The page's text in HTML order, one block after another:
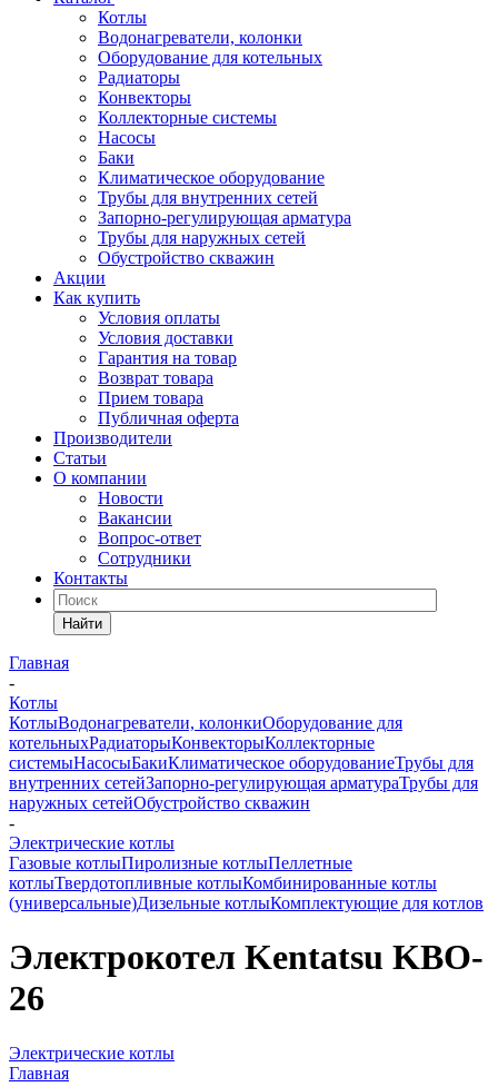
Котлы
Водонагреватели, колонки
Оборудование для котельных
Радиаторы
Конвекторы
Коллекторные системы
Насосы
Баки
Климатическое оборудование
Трубы для внутренних сетей
Запорно-регулирующая арматура
Трубы для наружных сетей
Обустройство скважин
Акции
Как купить
Условия оплаты
Условия доставки
Гарантия на товар
Возврат товара
Прием товара
Публичная оферта
Производители
Статьи
О компании
Новости
Вакансии
Вопрос-ответ
Сотрудники
Контакты
Найти
Главная
-
Котлы
КотлыВодонагреватели, колонкиОборудование для
котельныхРадиаторыКонвекторыКоллекторные
системыНасосыБакиКлиматическое оборудованиеТрубы для
внутренних сетейЗапорно-регулирующая арматураТрубы для
наружных сетейОбустройство скважин
-
Электрические котлы
Газовые котлыПиролизные котлыПеллетные
котлыТвердотопливные котлыКомбинированные котлы
(универсальные)Дизельные котлыКомплектующие для котлов
Электрокотел Kentatsu KBO-
26
Электрические котлы
Главная